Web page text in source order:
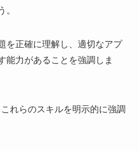
。
を正確に理解し、適切なアプ
能力があることを強調しま
れらのスキルを明示的に強調